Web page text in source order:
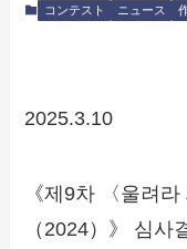
コンテスト ニュース
2025.3.10
《제9차 〈울려
（2024）》 심사